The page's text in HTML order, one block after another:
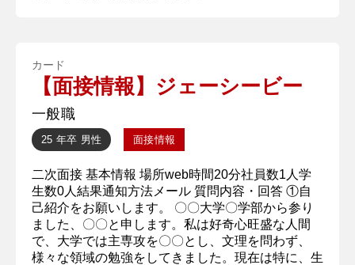
カード
【面接情報】ジェーシービー
一般職
25 年卒 男性 面接情報
二次面接 基本情報 場所web時間20分社員数1人学
生数0人結果通知方法メール 質問内容・回答 ①自
己紹介をお願いします。 〇〇大学〇学部から参り
ました、〇〇と申します。私は好奇心旺盛な人間
で、大学では主専攻を〇〇とし、文理を問わず、
様々な領域の勉強をしてきました。現在は特に、生